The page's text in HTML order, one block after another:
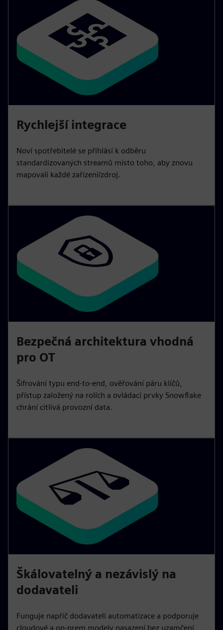
Rychlejší integrace
Noví spotřebitelé se přihlásí k odběru
standardizovaných streamů místo toho, aby znovu
mapovali každé zařízení/zdroj.
Bezpečná architektura vhodná
pro OT
Šifrování typu end-to-end, ověřování páru klíčů,
přístup založený na rolích a ovládací prvky Snowflake
chrání citlivá provozní data.
Škálovatelný a nezávislý na
dodavateli
Funguje napříč dodavateli automatizace a podporuje
cloudové a on-prem modely nasazení bez uzamčení